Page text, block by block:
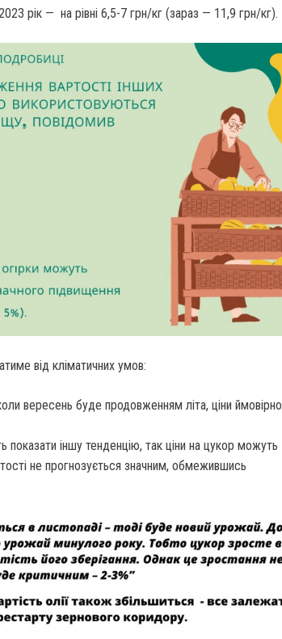
рік — на рівні 6,5-7 грн/кг (зараз — 11,9 грн/кг).
від кліматичних умов:
вересень буде продовженням літа, ціни ймовірно
показати іншу тенденцію, так ціни на цукор можуть
не прогнозується значним, обмежившись